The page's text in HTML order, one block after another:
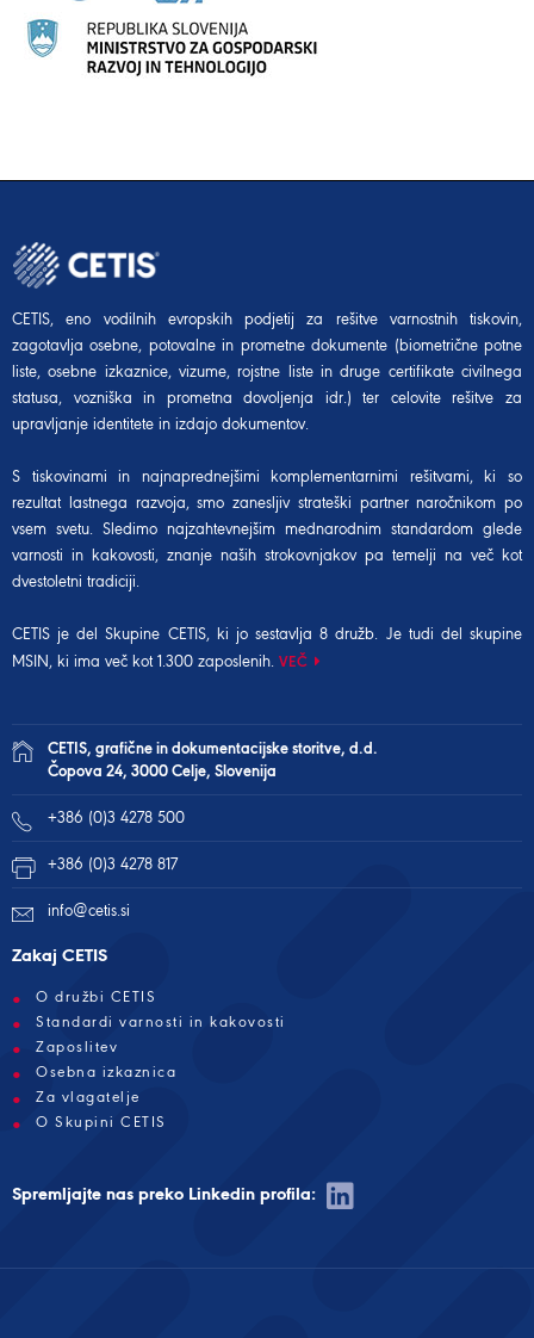
CETIS, eno vodilnih evropskih podjetij za rešitve varnostnih tiskovin,
zagotavlja osebne, potovalne in prometne dokumente (biometrične potne
liste, osebne izkaznice, vizume, rojstne liste in druge certifikate civilnega
statusa, vozniška in prometna dovoljenja idr.) ter celovite rešitve za
upravljanje identitete in izdajo dokumentov.
S tiskovinami in najnaprednejšimi komplementarnimi rešitvami, ki so
rezultat lastnega razvoja, smo zanesljiv strateški partner naročnikom po
vsem svetu. Sledimo najzahtevnejšim mednarodnim standardom glede
varnosti in kakovosti, znanje naših strokovnjakov pa temelji na več kot
dvestoletni tradiciji.
CETIS je del Skupine CETIS, ki jo sestavlja 8 družb. Je tudi del skupine
MSIN , ki ima več kot 1.300 zaposlenih. VEČ
CETIS, grafične in dokumentacijske storitve, d.d.
Čopova 24, 3000 Celje, Slovenija
+386 (0)3 4278 500
+386 (0)3 4278 817
info@cetis.si
Zakaj CETIS
O družbi CETIS
Standardi varnosti in kakovosti
Zaposlitev
Osebna izkaznica
Za vlagatelje
O Skupini CETIS
Spremljajte nas preko Linkedin profila: